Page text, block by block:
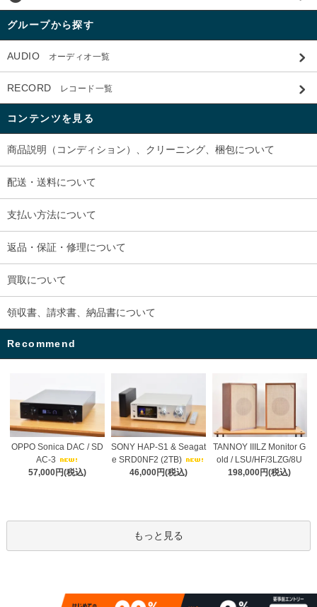
グループから探す
AUDIO オーディオ一覧
RECORD レコード一覧
コンテンツを見る
商品説明（コンディション）、クリーニング、梱包について
配送・送料について
支払い方法について
返品・保証・修理について
買取について
領収書、請求書、納品書について
Recommend
OPPO Sonica DAC / SD
AC-3
57,000円(税込)
SONY HAP-S1 & Seagat
e SRD0NF2 (2TB)
46,000円(税込)
TANNOY IIILZ Monitor G
old / LSU/HF/3LZG/8U
198,000円(税込)
もっと見る